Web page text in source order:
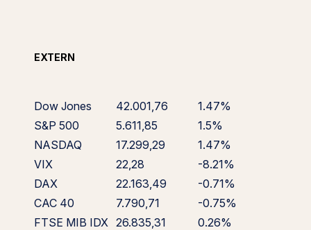
EXTERN
Dow Jones 42.001,76
1.47%
S&P 500
5.611,85
1.5%
NASDAQ
17.299,29
1.47%
VIX
22,28
-8.21%
DAX
22.163,49
-0.71%
CAC 40
7.790,71
-0.75%
FTSE MIB IDX 26.835,31
0.26%